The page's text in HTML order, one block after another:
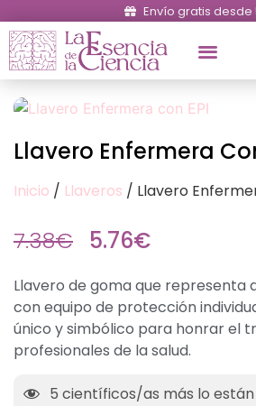
Envío gratis desde
Llavero Enfermera
Inicio / Llaveros / Llavero
7.38€ 5.76€
Llavero de goma que representa
con equipo de protección
único y simbólico para honrar el
profesionales de la salud.
5 científicos/as más lo están